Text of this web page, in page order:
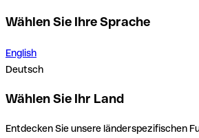
Wählen Sie Ihre Sprache
English
Deutsch
Wählen Sie Ihr Land
Entdecken Sie unsere länderspezifischen